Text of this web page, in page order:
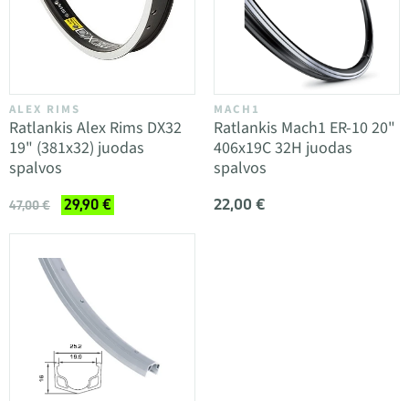
ALEX RIMS
Ratlankis Alex Rims DX32
19" (381x32) juodas
spalvos
47,00 € 29,90 €
MACH1
Ratlankis Mach1 ER-10 20"
406x19C 32H juodas
spalvos
22,00 €